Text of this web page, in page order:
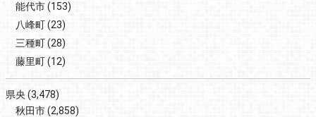
能代市(153)
八峰町(23)
三種町(28)
藤里町(12)
県央(3,478)
秋田市(2,858)